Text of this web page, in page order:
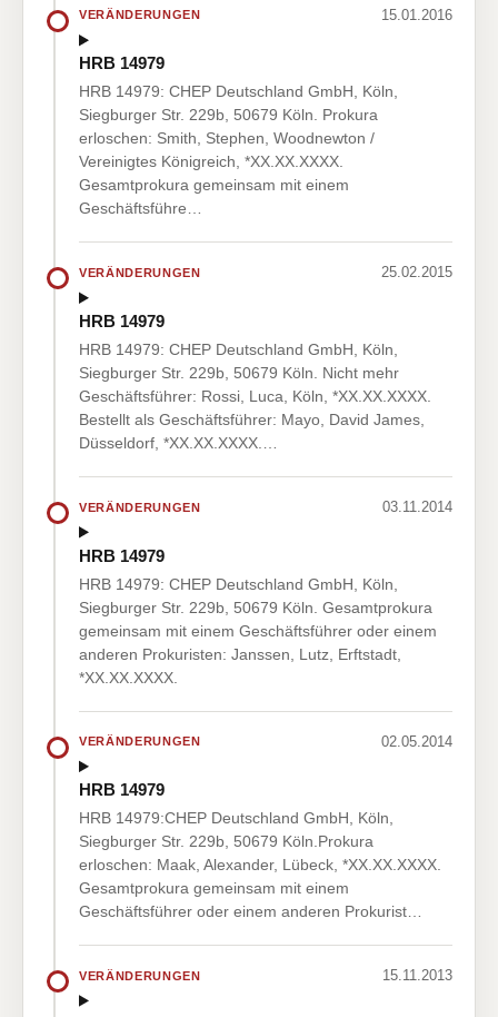
VERÄNDERUNGEN 15.01.2016
HRB 14979
HRB 14979: CHEP Deutschland GmbH, Köln,
Siegburger Str. 229b, 50679 Köln. Prokura
erloschen: Smith, Stephen, Woodnewton /
Vereinigtes Königreich, *XX.XX.XXXX.
Gesamtprokura gemeinsam mit einem
Geschäftsführe…
VERÄNDERUNGEN 25.02.2015
HRB 14979
HRB 14979: CHEP Deutschland GmbH, Köln,
Siegburger Str. 229b, 50679 Köln. Nicht mehr
Geschäftsführer: Rossi, Luca, Köln, *XX.XX.XXXX.
Bestellt als Geschäftsführer: Mayo, David James,
Düsseldorf, *XX.XX.XXXX.…
VERÄNDERUNGEN 03.11.2014
HRB 14979
HRB 14979: CHEP Deutschland GmbH, Köln,
Siegburger Str. 229b, 50679 Köln. Gesamtprokura
gemeinsam mit einem Geschäftsführer oder einem
anderen Prokuristen: Janssen, Lutz, Erftstadt,
*XX.XX.XXXX.
VERÄNDERUNGEN 02.05.2014
HRB 14979
HRB 14979:CHEP Deutschland GmbH, Köln,
Siegburger Str. 229b, 50679 Köln.Prokura
erloschen: Maak, Alexander, Lübeck, *XX.XX.XXXX.
Gesamtprokura gemeinsam mit einem
Geschäftsführer oder einem anderen Prokurist…
VERÄNDERUNGEN 15.11.2013